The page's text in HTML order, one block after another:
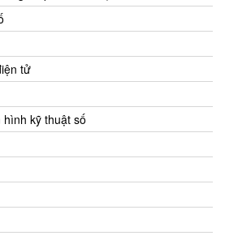
tử
kỹ thuật số